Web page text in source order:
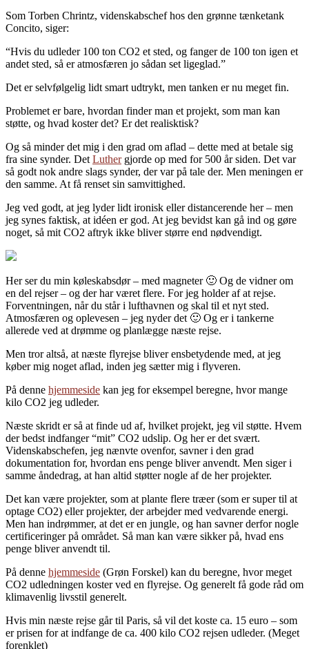
Som Torben Chrintz, videnskabschef hos den grønne tænketank
Concito, siger:
“Hvis du udleder 100 ton CO2 et sted, og fanger de 100 ton igen et
andet sted, så er atmosfæren jo sådan set ligeglad.”
Det er selvfølgelig lidt smart udtrykt, men tanken er nu meget fin.
Problemet er bare, hvordan finder man et projekt, som man kan
støtte, og hvad koster det? Er det realisktisk?
Og så minder det mig i den grad om aflad – dette med at betale sig
fra sine synder. Det Luthergjorde op med for 500 år siden. Det var
så godt nok andre slags synder, der var på tale der. Men meningen er
den samme. At få renset sin samvittighed.
Jeg ved godt, at jeg lyder lidt ironisk eller distancerende her – men
jeg synes faktisk, at idéen er god. At jeg bevidst kan gå ind og gøre
noget, så mit CO2 aftryk ikke bliver større end nødvendigt.
Her ser du min køleskabsdør – med magneter 🙂 Og de vidner om
en del rejser – og der har været flere. For jeg holder af at rejse.
Forventningen, når du står i lufthavnen og skal til et nyt sted.
Atmosfæren og oplevesen – jeg nyder det 🙂 Og er i tankerne
allerede ved at drømme og planlægge næste rejse.
Men tror altså, at næste flyrejse bliver ensbetydende med, at jeg
køber mig noget aflad, inden jeg sætter mig i flyveren.
På denne hjemmeside kan jeg for eksempel beregne, hvor mange
kilo CO2 jeg udleder.
Næste skridt er så at finde ud af, hvilket projekt, jeg vil støtte. Hvem
der bedst indfanger “mit” CO2 udslip. Og her er det svært.
Videnskabschefen, jeg nænvte ovenfor, savner i den grad
dokumentation for, hvordan ens penge bliver anvendt. Men siger i
samme åndedrag, at han altid støtter nogle af de her projekter.
Det kan være projekter, som at plante flere træer (som er super til at
optage CO2) eller projekter, der arbejder med vedvarende energi.
Men han indrømmer, at det er en jungle, og han savner derfor nogle
certificeringer på området. Så man kan være sikker på, hvad ens
penge bliver anvendt til.
På denne hjemmeside (Grøn Forskel) kan du beregne, hvor meget
CO2 udledningen koster ved en flyrejse. Og generelt få gode råd om
klimavenlig livsstil generelt.
Hvis min næste rejse går til Paris, så vil det koste ca. 15 euro – som
er prisen for at indfange de ca. 400 kilo CO2 rejsen udleder. (Meget
forenklet)